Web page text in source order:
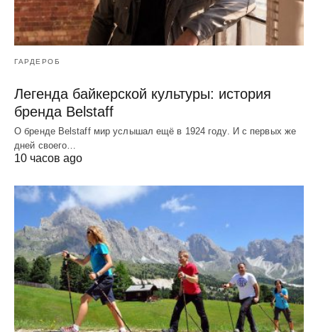
ГАРДЕРОБ
Легенда байкерской культуры: история
бренда Belstaff
О бренде Belstaff мир услышал ещё в 1924 году. И с первых же
дней своего…
10 часов ago